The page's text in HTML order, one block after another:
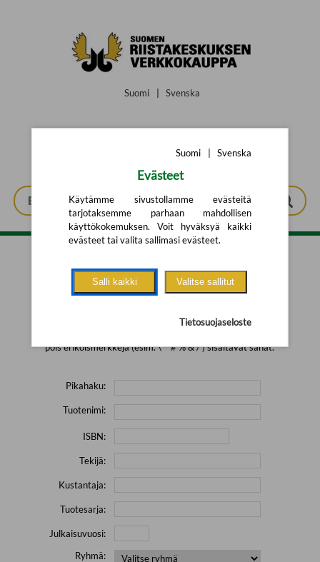
Suomi Svenska
Tarkennettu haku
pois erikoismerkkejä (esim. \' " # % & / ) sisältävät sanat.
Pikahaku:
Tuotenimi:
ISBN:
Tekijä:
Kustantaja:
Tuotesarja:
Julkaisuvuosi:
Ryhmä:
Suomi Svenska
Evästeet
Käytämme sivustollamme evästeitä
tarjotaksemme parhaan mahdollisen
käyttökokemuksen. Voit hyväksyä kaikki
evästeet tai valita sallimasi evästeet.
Salli kaikki Valitse sallitut
Tietosuojaseloste